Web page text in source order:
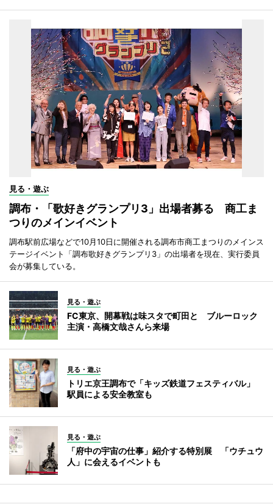
見る・遊ぶ
調布・「歌好きグランプリ3」出場者募る 商工ま
つりのメインイベント
調布駅前広場などで10月10日に開催される調布市商工まつりのメインス
テージイベント「調布歌好きグランプリ3」の出場者を現在、実行委員
会が募集している。
見る・遊ぶ
FC東京、開幕戦は味スタで町田と ブルーロック
主演・高橋文哉さんら来場
見る・遊ぶ
トリエ京王調布で「キッズ鉄道フェスティバル」
駅員による安全教室も
見る・遊ぶ
「府中の宇宙の仕事」紹介する特別展 「ウチュウ
人」に会えるイベントも